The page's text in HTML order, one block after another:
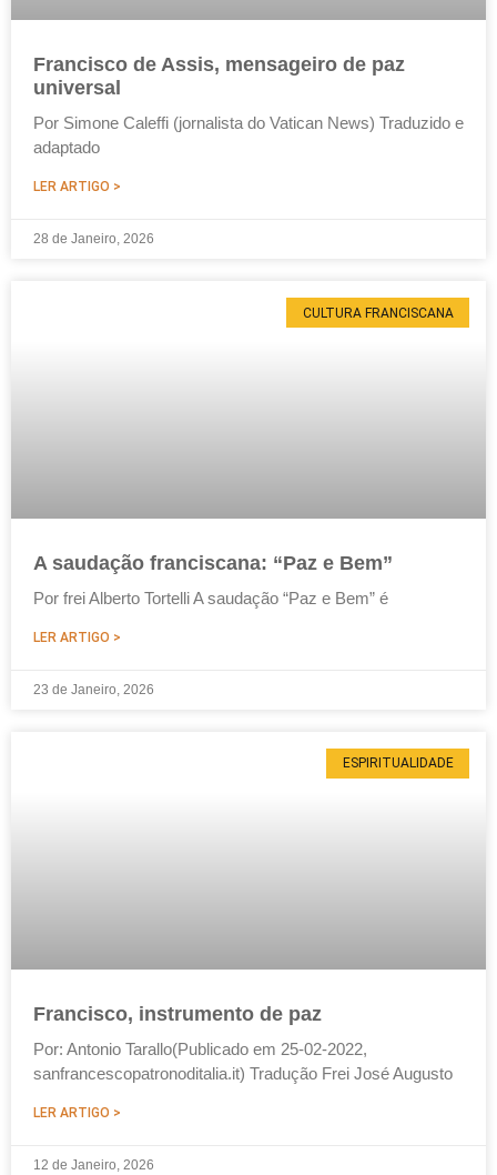
Francisco de Assis, mensageiro de paz
universal
Por Simone Caleffi (jornalista do Vatican News) Traduzido e
adaptado
LER ARTIGO >
28 de Janeiro, 2026
CULTURA FRANCISCANA
A saudação franciscana: “Paz e Bem”
Por frei Alberto Tortelli A saudação “Paz e Bem” é
LER ARTIGO >
23 de Janeiro, 2026
ESPIRITUALIDADE
Francisco, instrumento de paz
Por: Antonio Tarallo(Publicado em 25-02-2022,
sanfrancescopatronoditalia.it) Tradução Frei José Augusto
LER ARTIGO >
12 de Janeiro, 2026